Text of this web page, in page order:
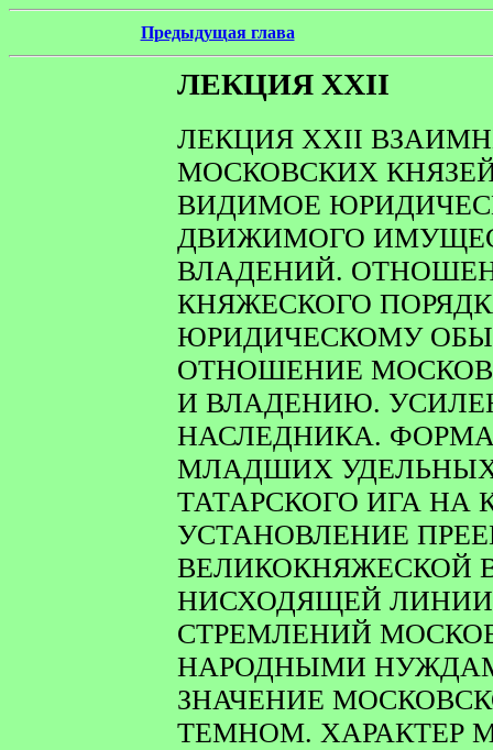
Предыдущая глава
ЛЕКЦИЯ XXII
ЛЕКЦИЯ XXII
МОСКОВСКИХ
ВИДИМОЕ
ДВИЖИМОГО
ВЛАДЕНИЙ.
КНЯЖЕСКОГО
ЮРИДИЧЕСКОМУ
ОТНОШЕНИЕ
И ВЛАДЕНИЮ.
НАСЛЕДНИКА.
МЛАДШИХ
ТАТАРСКОГО ИГА
УСТАНОВЛЕНИЕ
ВЕЛИКОКНЯЖЕСКОЙ
НИСХОДЯЩЕЙ
СТРЕМЛЕНИЙ
НАРОДНЫМИ
ЗНАЧЕНИЕ
ТЕМНОМ. ХАРАКТЕР